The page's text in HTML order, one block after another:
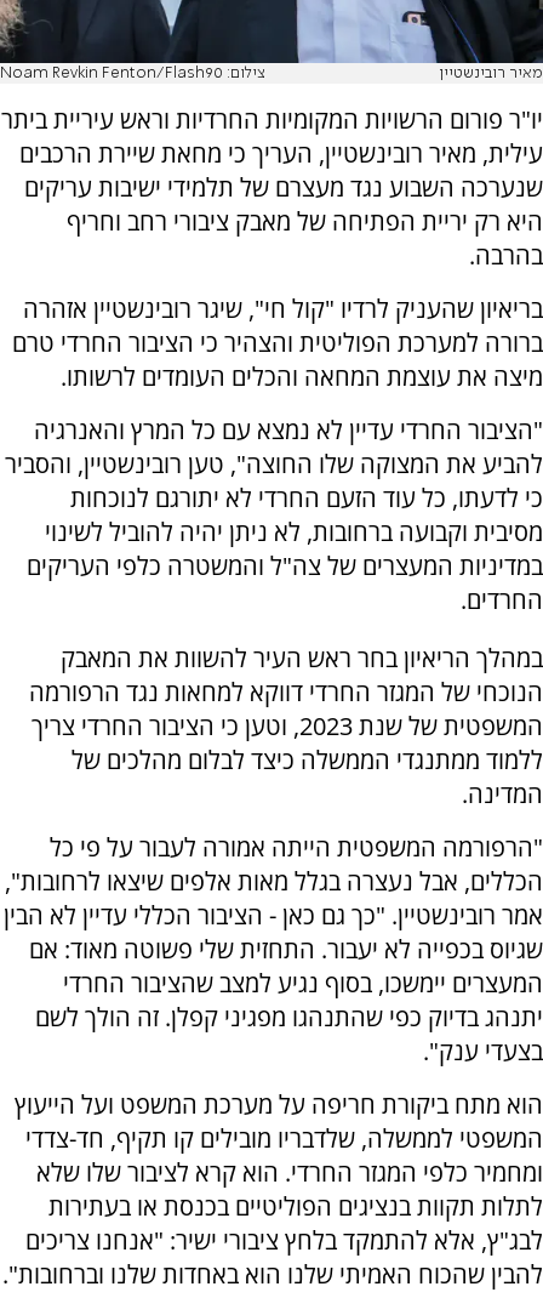
מאיר רובינשטיין צילום: Noam Revkin Fenton/Flash90
יו"ר פורום הרשויות המקומיות החרדיות וראש עיריית ביתר
עילית, מאיר רובינשטיין, העריך כי מחאת שיירת הרכבים
שנערכה השבוע נגד מעצרם של תלמידי ישיבות עריקים
היא רק יריית הפתיחה של מאבק ציבורי רחב וחריף
בהרבה.
בריאיון שהעניק לרדיו "קול חי", שיגר רובינשטיין אזהרה
ברורה למערכת הפוליטית והצהיר כי הציבור החרדי טרם
מיצה את עוצמת המחאה והכלים העומדים לרשותו.
"הציבור החרדי עדיין לא נמצא עם כל המרץ והאנרגיה
להביע את המצוקה שלו החוצה", טען רובינשטיין, והסביר
כי לדעתו, כל עוד הזעם החרדי לא יתורגם לנוכחות
מסיבית וקבועה ברחובות, לא ניתן יהיה להוביל לשינוי
במדיניות המעצרים של צה"ל והמשטרה כלפי העריקים
החרדים.
במהלך הריאיון בחר ראש העיר להשוות את המאבק
הנוכחי של המגזר החרדי דווקא למחאות נגד הרפורמה
המשפטית של שנת 2023, וטען כי הציבור החרדי צריך
ללמוד ממתנגדי הממשלה כיצד לבלום מהלכים של
המדינה.
"הרפורמה המשפטית הייתה אמורה לעבור על פי כל
הכללים, אבל נעצרה בגלל מאות אלפים שיצאו לרחובות",
אמר רובינשטיין. "כך גם כאן - הציבור הכללי עדיין לא הבין
שגיוס בכפייה לא יעבור. התחזית שלי פשוטה מאוד: אם
המעצרים יימשכו, בסוף נגיע למצב שהציבור החרדי
יתנהג בדיוק כפי שהתנהגו מפגיני קפלן. זה הולך לשם
בצעדי ענק".
הוא מתח ביקורת חריפה על מערכת המשפט ועל הייעוץ
המשפטי לממשלה, שלדבריו מובילים קו תקיף, חד-צדדי
ומחמיר כלפי המגזר החרדי. הוא קרא לציבור שלו שלא
לתלות תקוות בנציגים הפוליטיים בכנסת או בעתירות
לבג"ץ, אלא להתמקד בלחץ ציבורי ישיר: "אנחנו צריכים
להבין שהכוח האמיתי שלנו הוא באחדות שלנו וברחובות".